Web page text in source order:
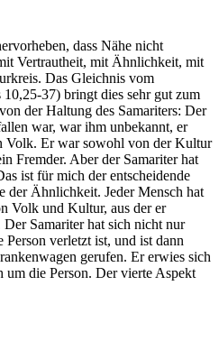
dass Nähe nicht
Vertrautheit, mit Ähnlichkeit, mit
Das Gleichnis vom
37) bringt dies sehr gut zum
der Haltung des Samariters: Der
war, war ihm unbekannt, er
Volk. Er war sowohl von der Kultur
Fremder. Aber der Samariter hat
ist für mich der entscheidende
der Ähnlichkeit. Jeder Mensch hat
Volk und Kultur, aus der er
Samariter hat sich nicht nur
Person verletzt ist, und ist dann
gerufen. Er erwies sich
um die Person. Der vierte Aspekt